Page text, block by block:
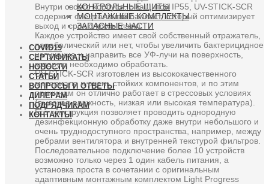
КОНТРОЛЬНЫЕ ЩИТЫ
МОНТАЖНЫЕ КОМПЛЕКТЫ
ЗАПАСНЫЕ ЧАСТИ
COVID19
СЕРТИФИКАТЫ
НОВОСТИ
СТАТЬИ
ВОПРОСЫ И ОТВЕТЫ
ДИЛЕРАМ
ПОДРЯДЧИКАМ
КОНТАКТЫ
Внутри своего корпуса, с защитой IP55, UV-STICK-SCR
содержит специальный балласт, который оптимизирует
выход и срок службы ламп.
Каждое устройство имеет свой собственный отражатель,
параболический или нет, чтобы увеличить бактерицидное
излучение и направить все УФ-лучи на поверхность,
которую необходимо обработать.
UV-STICK-SCR изготовлен из высококачественного
материала и очень стойких компонентов, и по этим
причинам он отлично работает в стрессовых условиях
(высокая влажность, низкая или высокая температура).
Его конструкция позволяет проводить однородную
дезинфекционную обработку даже внутри небольшого и
очень труднодоступного пространства, например, между
ребрами вентилятора и внутренней текстурой фильтров.
Последовательное подключение более 10 устройств
возможно только через 1 один кабель питания, а
установка проста в сочетании с оригинальным
адаптивным монтажным комплектом Light Progress